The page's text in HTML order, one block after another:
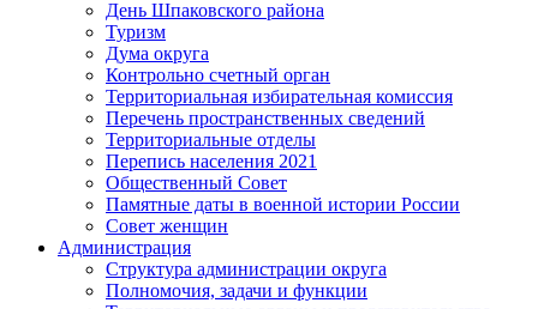
День Шпаковского района
Туризм
Дума округа
Контрольно счетный орган
Территориальная избирательная комиссия
Перечень пространственных сведений
Территориальные отделы
Перепись населения 2021
Общественный Совет
Памятные даты в военной истории России
Совет женщин
Администрация
Структура администрации округа
Полномочия, задачи и функции